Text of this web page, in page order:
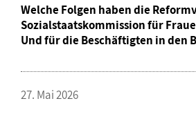
Welche Folgen haben die
Sozialstaatskommission für
Und für die Beschäftigten in den
27. Mai 2026